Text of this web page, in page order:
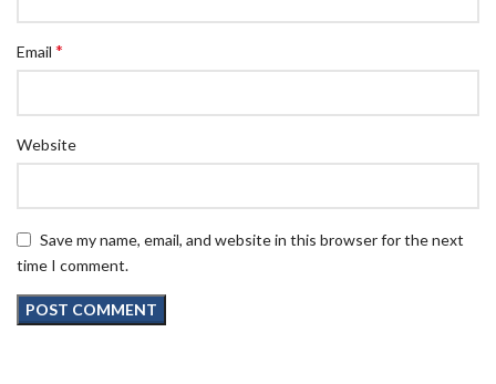
Email *
Website
Save my name, email, and website in this browser for the next
time I comment.